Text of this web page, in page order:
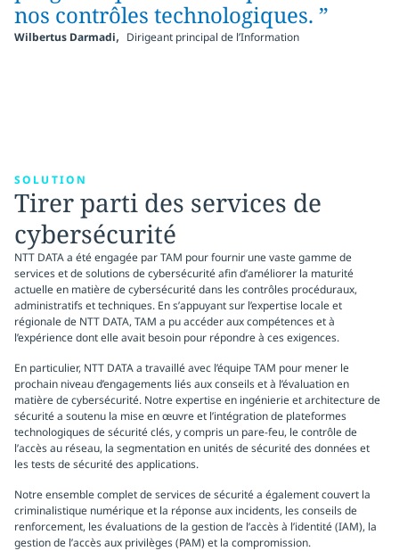
nos contrôles technologiques. ”
Wilbertus Darmadi, Dirigeant principal de l’Information
SOLUTION
Tirer parti des services de
cybersécurité
NTT DATA a été engagée par TAM pour fournir une vaste gamme de
services et de solutions de cybersécurité afin d’améliorer la maturité
actuelle en matière de cybersécurité dans les contrôles procéduraux,
administratifs et techniques. En s’appuyant sur l’expertise locale et
régionale de NTT DATA, TAM a pu accéder aux compétences et à
l’expérience dont elle avait besoin pour répondre à ces exigences.
En particulier, NTT DATA a travaillé avec l’équipe TAM pour mener le
prochain niveau d’engagements liés aux conseils et à l’évaluation en
matière de cybersécurité. Notre expertise en ingénierie et architecture de
sécurité a soutenu la mise en œuvre et l’intégration de plateformes
technologiques de sécurité clés, y compris un pare-feu, le contrôle de
l’accès au réseau, la segmentation en unités de sécurité des données et
les tests de sécurité des applications.
Notre ensemble complet de services de sécurité a également couvert la
criminalistique numérique et la réponse aux incidents, les conseils de
renforcement, les évaluations de la gestion de l’accès à l’identité (IAM), la
gestion de l’accès aux privilèges (PAM) et la compromission.